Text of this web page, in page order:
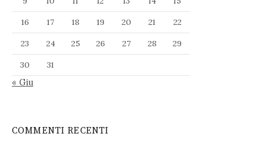
16
17 18 19 20 21
22
23
24 25 26 27 28
29
30
31
« Giu
COMMENTI RECENTI